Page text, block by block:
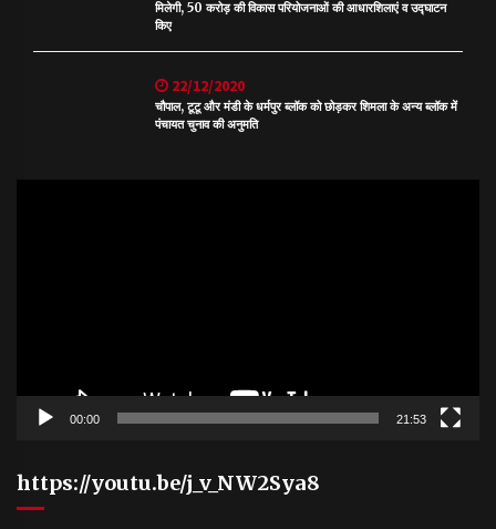
मिलेगी, 50 करोड़ की विकास परियोजनाओं की आधारशिलाएं व उद्घाटन
किए
22/12/2020
चौपाल, टूटू और मंडी के धर्मपुर ब्लॉक को छोड़कर शिमला के अन्य ब्लॉक में
पंचायत चुनाव की अनुमति
00:00 21:53
https://youtu.be/j_v_NW2Sya8